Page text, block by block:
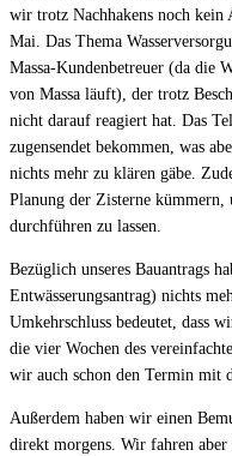
wir trotz Nachhakens noch
Mai. Das Thema
Massa-Kundenbetreuer (da die
von Massa läuft), der trotz
nicht darauf reagiert hat. Das
zugensendet bekommen, was
nichts mehr zu klären gäbe.
Planung der Zisterne kümmern,
durchführen zu lassen.
Bezüglich unseres Bauantrags
Entwässerungsantrag) nichts
Umkehrschluss bedeutet, dass
die vier Wochen des
wir auch schon den Termin mit
Außerdem haben wir einen
direkt morgens. Wir fahren aber